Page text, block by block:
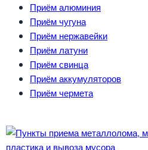
Приём алюминия
Приём чугуна
Приём нержавейки
Приём латуни
Приём свинца
Приём аккумуляторов
Приём чермета